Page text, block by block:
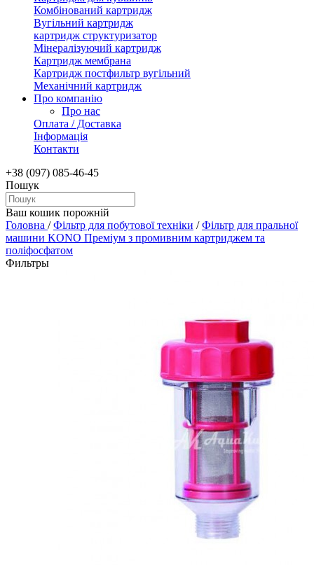
Комбінований картридж
Вугільний картридж
картридж структуризатор
Мінералізуючий картридж
Картридж мембрана
Картридж постфильтр вугільний
Механічний картридж
Про компанію
Про нас
Оплата / Доставка
Інформація
Контакти
+38 (097) 085-46-45
Пошук
Ваш кошик порожній
Головна /Фільтр для побутової техніки /Фільтр для пральної
машини KONO Преміум з промивним картриджем та
поліфосфатом
Фильтры